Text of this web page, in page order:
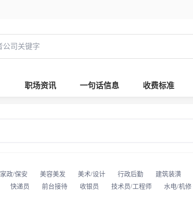
职场资讯 一句话信息 收费标准
家政/保安 美容美发 美术/设计 行政后勤 建筑装潢
快递员 前台接待 收银员 技术员/工程师 水电/机修